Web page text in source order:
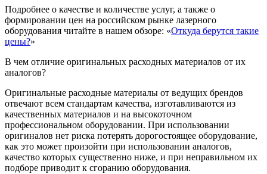
Подробнее о качестве и количестве услуг, а также о
формировании цен на российском рынке лазерного
оборудования читайте в нашем обзоре: «Откуда берутся такие
цены?»
В чем отличие оригинальных расходных материалов от их
аналогов?
Оригинальные расходные материалы от ведущих брендов
отвечают всем стандартам качества, изготавливаются из
качественных материалов и на высокоточном
профессиональном оборудовании. При использовании
оригиналов нет риска потерять дорогостоящее оборудование,
как это может произойти при использовании аналогов,
качество которых существенно ниже, и при неправильном их
подборе приводит к сгоранию оборудования.